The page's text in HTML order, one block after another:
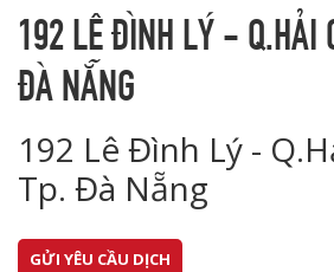
192 LÊ ĐÌNH LÝ - Q.HẢI
ĐÀ NẴNG
192 Lê Đình Lý -
Tp. Đà Nẵng
GỬI YÊU CẦU DỊCH